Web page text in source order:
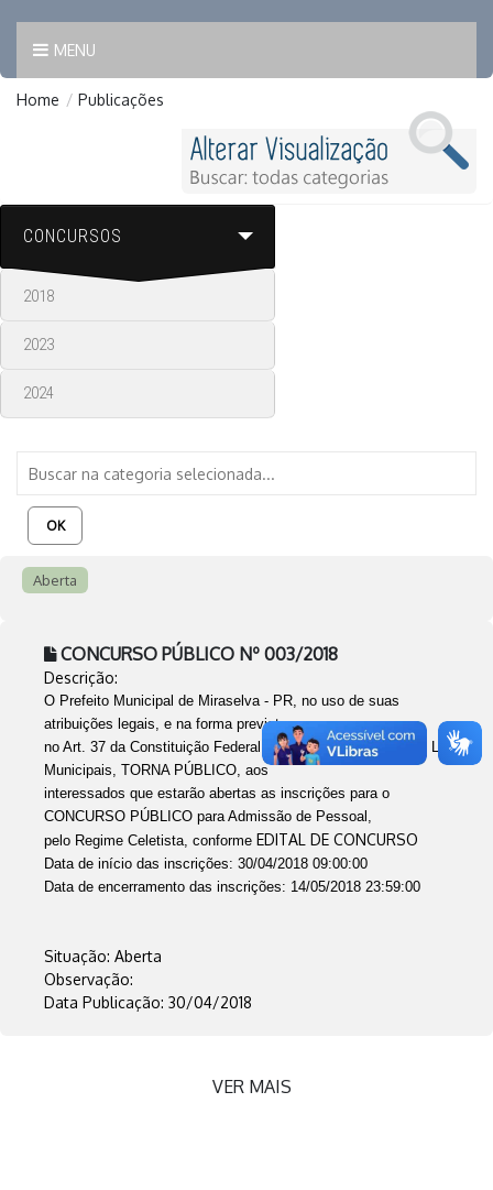
MENU
Home / Publicações
CONCURSOS
2018
2023
2024
OK
Aberta
CONCURSO PÚBLICO Nº 003/2018
Descrição:
O Prefeito Municipal de Miraselva - PR, no uso de suas
atribuições legais, e na forma prevista
no Art. 37 da Constituição Federal, bem como o contido nas Leis
Municipais, TORNA PÚBLICO, aos
interessados que estarão abertas as inscrições para o
CONCURSO PÚBLICO para Admissão de Pessoal,
pelo Regime Celetista, conforme EDITAL DE CONCURSO
Data de início das inscrições: 30/04/2018 09:00:00
Data de encerramento das inscrições: 14/05/2018 23:59:00
Situação: Aberta
Observação:
Data Publicação: 30/04/2018
VER MAIS